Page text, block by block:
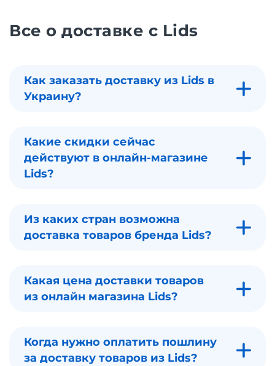
Все о доставке с Lids
Как заказать доставку из Lids в
Украину?
Какие скидки сейчас
действуют в онлайн-магазине
Lids?
Из каких стран возможна
доставка товаров бренда Lids?
Какая цена доставки товаров
из онлайн магазина Lids?
Когда нужно оплатить пошлину
за доставку товаров из Lids?